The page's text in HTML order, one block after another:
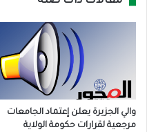
والي الجزيرة يعلن إعتماد الجامعات
مرجعية لقرارات حكومة الولاية